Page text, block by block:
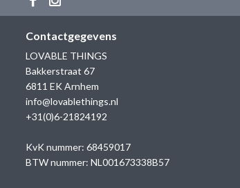
Contactgegevens
LOVABLE THINGS
Bakkerstraat 67
6811 EK Arnhem
info@lovablethings.nl
+31(0)6-21824192
KvK nummer: 68459017
BTW nummer: NL001673338B57